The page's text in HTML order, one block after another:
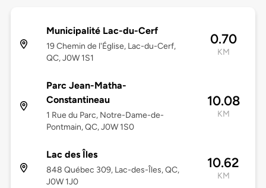
Municipalité Lac-du-Cerf
19 Chemin de l'Église, Lac-du-Cerf,
QC, J0W 1S1
0.70
KM
Parc Jean-Matha-
Constantineau
1 Rue du Parc, Notre-Dame-de-
Pontmain, QC, J0W 1S0
10.08
KM
Lac des Îles
848 Québec 309, Lac-des-Îles, QC,
J0W 1J0
10.62
KM